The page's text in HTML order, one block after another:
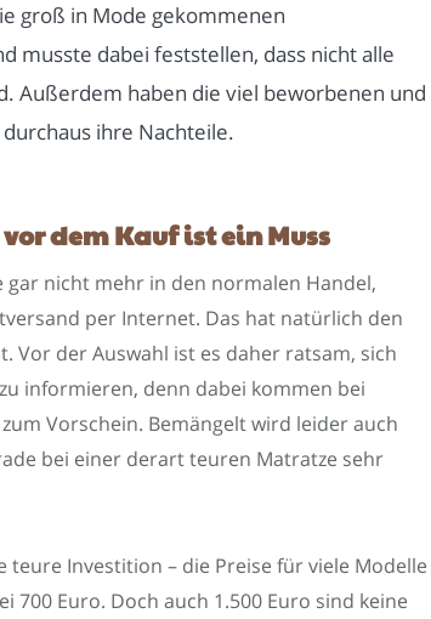
groß in Mode gekommenen
musste dabei feststellen, dass nicht alle
Außerdem haben die viel beworbenen und
ihre Nachteile.
dem Kauf ist ein Muss
nicht mehr in den normalen Handel,
per Internet. Das hat natürlich den
Vor der Auswahl ist es daher ratsam, sich
informieren, denn dabei kommen bei
Vorschein. Bemängelt wird leider auch
bei einer derart teuren Matratze sehr
Investition – die Preise für viele Modelle
700 Euro. Doch auch 1.500 Euro sind keine